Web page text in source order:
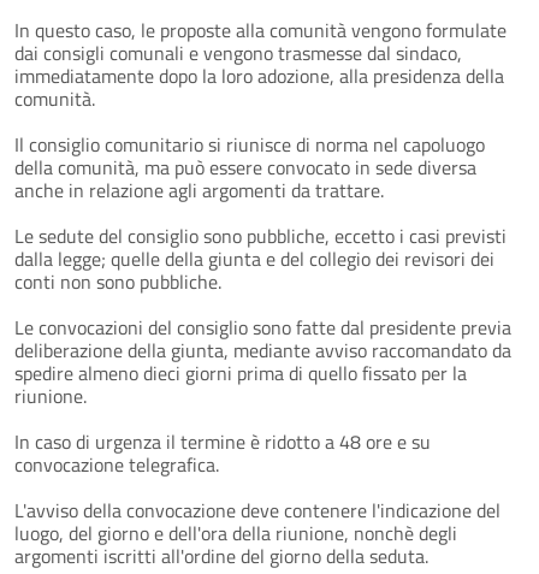
In questo caso, le proposte alla comunità vengono formulate
dai consigli comunali e vengono trasmesse dal sindaco,
immediatamente dopo la loro adozione, alla presidenza della
comunità.
Il consiglio comunitario si riunisce di norma nel capoluogo
della comunità, ma può essere convocato in sede diversa
anche in relazione agli argomenti da trattare.
Le sedute del consiglio sono pubbliche, eccetto i casi previsti
dalla legge; quelle della giunta e del collegio dei revisori dei
conti non sono pubbliche.
Le convocazioni del consiglio sono fatte dal presidente previa
deliberazione della giunta, mediante avviso raccomandato da
spedire almeno dieci giorni prima di quello fissato per la
riunione.
In caso di urgenza il termine è ridotto a 48 ore e su
convocazione telegrafica.
L'avviso della convocazione deve contenere l'indicazione del
luogo, del giorno e dell'ora della riunione, nonchè degli
argomenti iscritti all'ordine del giorno della seduta.